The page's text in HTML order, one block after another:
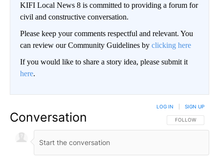
KIFI Local News 8 is committed to providing a forum for
civil and constructive conversation.
Please keep your comments respectful and relevant. You
can review our Community Guidelines by clicking here
If you would like to share a story idea, please submit it
here.
Conversation FOLLOW THIS
FOLLOW
LOG IN SIGN UP